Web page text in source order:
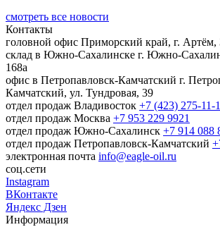
смотреть все новости
Контакты
головной офис Приморский край, г. Артём,
склад в Южно-Сахалинске г. Южно-
168а
офис в Петропавловск-Камчатский г.
Камчатский, ул. Тундровая, 39
отдел продаж Владивосток +7 (423) 275-11-
отдел продаж Москва +7 953 229 9921
отдел продаж Южно-Сахалинск +7 914 088
отдел продаж Петропавловск-Камчатский
электронная почта info@eagle-oil.ru
соц.сети
Instagram
ВКонтакте
Яндекс Дзен
Информация